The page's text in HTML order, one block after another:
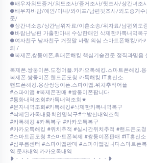
●배우자외도증거/외도조사/증거조사/뒷조사/상간녀조
●배우자바람/애인/아내/와이프/남편뒷조사/외도증거수
문/
●상간녀소송/상간남위자료/이혼소송/위자료/남편외도
●바람난남편 가출한아내 수상한애인 삭제한카톡내역복
●여자친구 남자친구 거짓말 바람 의심 스마트폰해킹/카
뢰 /
●복제폰,쌍둥이폰,휴대폰해킹 핵심기술전문 정직과믿음
복제폰.쌍둥이폰.도청어플.카카오톡해킹.스마트폰해킹.
복제폰.쌍둥이폰.핸드폰도청 카톡해킹.IT흥신소.
핸드폰해킹.용산쌍둥이폰.스파이앱.위치추적어플
#스파이앱 #복제폰판매 #쌍둥이폰팝니다
#통화내역조회#카톡내역조회★
#문자내역조회#카톡해킹#삭제한카톡내역복구
#삭제된카톡내용확인및복구#수발신내역조회
#카톡해킹 #카톡복구 #카카오톡복구
#카카오톡해킹 #위치추적 #실시간위치추적 #핸드폰도
#스마트폰도청 #스마트폰복제 #쌍둥이폰판매 #IT흥신
#심부름센터 #스파이앱판매 #스파이앱팝니다스마트폰
역.문자내역.카카오톡내역
❥・・・ ┈┈┈┈┈┈┈┈┈┈┈┈┈┈┈┈┈ ・・・❥